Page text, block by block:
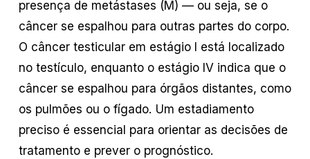
presença de metástases (M) — ou seja, se o
câncer se espalhou para outras partes do corpo.
O câncer testicular em estágio I está localizado
no testículo, enquanto o estágio IV indica que o
câncer se espalhou para órgãos distantes, como
os pulmões ou o fígado. Um estadiamento
preciso é essencial para orientar as decisões de
tratamento e prever o prognóstico.